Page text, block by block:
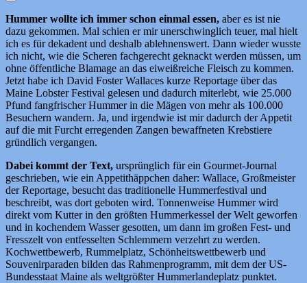
Hummer wollte ich immer schon einmal essen, aber es ist nie
dazu gekommen. Mal schien er mir unerschwinglich teuer, mal hielt
ich es für dekadent und deshalb ablehnenswert. Dann wieder wusste
ich nicht, wie die Scheren fachgerecht geknackt werden müssen, um
ohne öffentliche Blamage an das eiweißreiche Fleisch zu kommen.
Jetzt habe ich David Foster Wallaces kurze Reportage über das
Maine Lobster Festival gelesen und dadurch miterlebt, wie 25.000
Pfund fangfrischer Hummer in die Mägen von mehr als 100.000
Besuchern wandern. Ja, und irgendwie ist mir dadurch der Appetit
auf die mit Furcht erregenden Zangen bewaffneten Krebstiere
gründlich vergangen.
Dabei kommt der Text, ursprünglich für ein Gourmet-Journal
geschrieben, wie ein Appetithäppchen daher: Wallace, Großmeister
der Reportage, besucht das traditionelle Hummerfestival und
beschreibt, was dort geboten wird. Tonnenweise Hummer wird
direkt vom Kutter in den größten Hummerkessel der Welt geworfen
und in kochendem Wasser gesotten, um dann im großen Fest- und
Fresszelt von entfesselten Schlemmern verzehrt zu werden.
Kochwettbewerb, Rummelplatz, Schönheitswettbewerb und
Souvenirparaden bilden das Rahmenprogramm, mit dem der US-
Bundesstaat Maine als weltgrößter Hummerlandeplatz punktet.